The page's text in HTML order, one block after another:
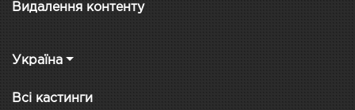
Видалення контенту
Україна
Всі кастинги